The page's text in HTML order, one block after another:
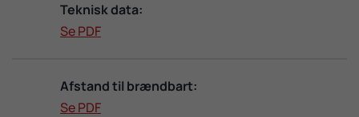
Teknisk data:
Se PDF
Afstand til brændbart:
Se PDF